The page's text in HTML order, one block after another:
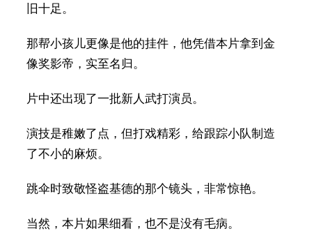
旧十足。
那帮小孩儿更像是他的挂件，他凭借本片拿到金
像奖影帝，实至名归。
片中还出现了一批新人武打演员。
演技是稚嫩了点，但打戏精彩，给跟踪小队制造
了不小的麻烦。
跳伞时致敬怪盗基德的那个镜头，非常惊艳。
当然，本片如果细看，也不是没有毛病。